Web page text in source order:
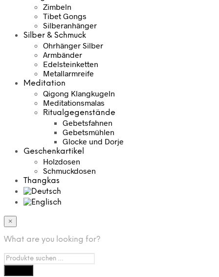
Zimbeln
Tibet Gongs
Silberanhänger
Silber & Schmuck
Ohrhänger Silber
Armbänder
Edelsteinketten
Metallarmreife
Meditation
Qigong Klangkugeln
Meditationsmalas
Ritualgegenstände
Gebetsfahnen
Gebetsmühlen
Glocke und Dorje
Geschenkartikel
Holzdosen
Schmuckdosen
Thangkas
×
What are you looking for?